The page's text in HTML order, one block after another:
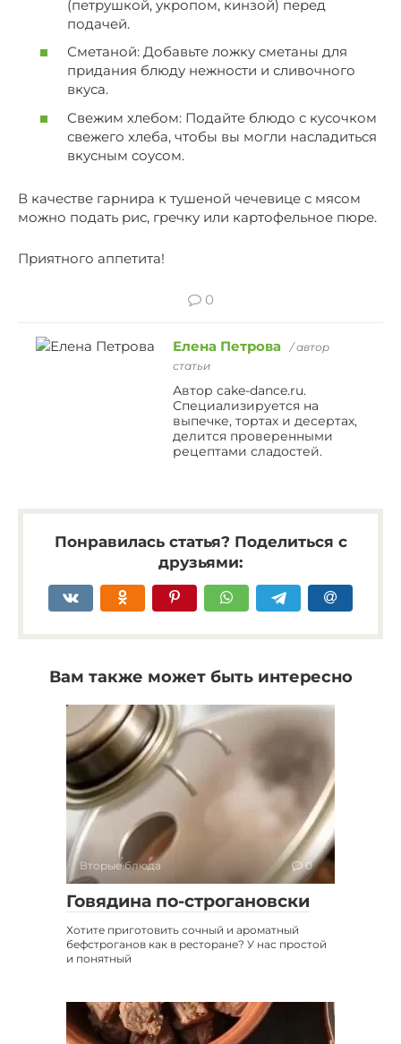
(петрушкой, укропом, кинзой) перед
подачей.
Сметаной: Добавьте ложку сметаны для
придания блюду нежности и сливочного
вкуса.
Свежим хлебом: Подайте блюдо с кусочком
свежего хлеба, чтобы вы могли насладиться
вкусным соусом.
В качестве гарнира к тушеной чечевице с мясом
можно подать рис, гречку или картофельное пюре.
Приятного аппетита!
0
Елена Петрова
/ автор
статьи
Автор cake-dance.ru.
Специализируется на
выпечке, тортах и десертах,
делится проверенными
рецептами сладостей.
Понравилась статья? Поделиться с
друзьями:
Вам также может быть интересно
Вторые блюда 0
Говядина по-строгановски
Хотите приготовить сочный и ароматный
бефстроганов как в ресторане? У нас простой
и понятный